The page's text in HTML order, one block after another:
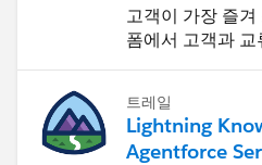
고객이 가장 즐
폼에서 고객과 교
트레일
Lightning
Agentforce